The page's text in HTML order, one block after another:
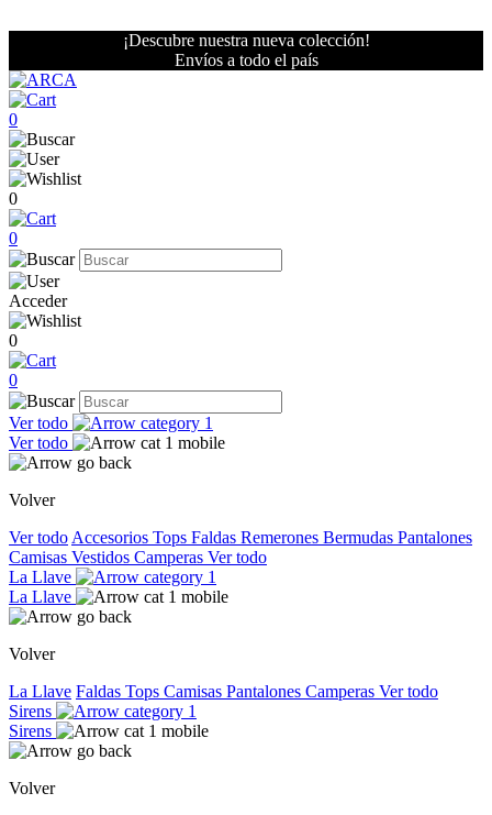
¡Descubre nuestra nueva colección!
Envíos a todo el país
0
0
0
Acceder
0
0
Ver todo
Ver todo
Volver
Ver todo Accesorios Tops Faldas Remerones Bermudas Pantalones
Camisas Vestidos Camperas Ver todo
La Llave
La Llave
Volver
La Llave Faldas Tops Camisas Pantalones Camperas Ver todo
Sirens
Sirens
Volver